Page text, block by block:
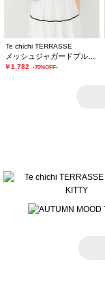
Te chichi TERRASSE
￥1,782 -70%OFF-